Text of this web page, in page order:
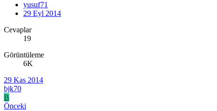
yusuf71
29 Eyl 2014
Cevaplar
19
Görüntüleme
6K
29 Kas 2014
bjk70
B
Önceki